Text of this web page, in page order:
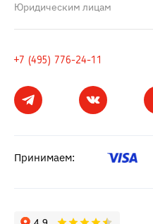
Юридическим лицам
+7 (495) 776-24-11
Принимаем: